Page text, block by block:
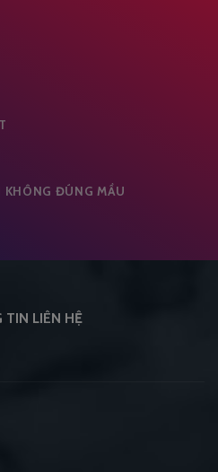
KHÔNG ĐÚNG MẦU
TIN LIÊN HỆ